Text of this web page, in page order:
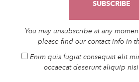
You may unsubscribe at any
please find our contact info in
Enim quis fugiat consequat elit
occaecat deserunt aliquip